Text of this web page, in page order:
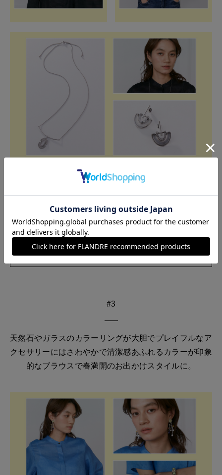
FER A CHEVAL adjuster long ネックレス
FER A CHEVAL fan shape bar ピアス
BUY
#3
天然石やガラスのカラーリングが大胆でプレイフルなア
クセサリーにはさわやかで清潔感あふれるカラーが印象
的なブラウスで春満開のお出かけスタイルに。